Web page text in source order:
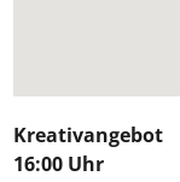
Kreativangebot
16:00 Uhr